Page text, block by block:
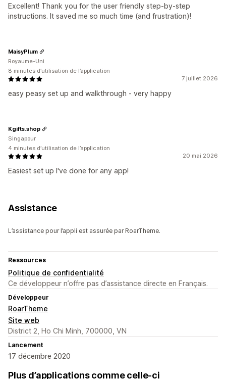
Excellent! Thank you for the user friendly step-by-step
instructions. It saved me so much time (and frustration)!
7 juillet 2026
easy peasy set up and walkthrough - very happy
MaisyPlum
Royaume-Uni
8 minutes d’utilisation de l’application
20 mai 2026
Easiest set up I've done for any app!
Kgifts.shop
Singapour
4 minutes d’utilisation de l’application
Assistance
L’assistance pour l’appli est assurée par RoarTheme.
Ressources
Politique de confidentialité
Ce développeur n’offre pas d’assistance directe en Français.
Développeur
RoarTheme
Site web
District 2, Ho Chi Minh, 700000, VN
Lancement
17 décembre 2020
Plus d’applications comme celle-ci